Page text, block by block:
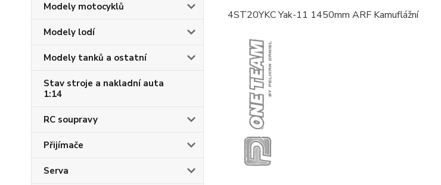
Modely motocyklů
Modely lodí
Modely tanků a ostatní
Stav stroje a nakladní auta
1:14
RC soupravy
Přijímače
Serva
4ST20YKCYak-11 1450mm ARF Kamuflážní